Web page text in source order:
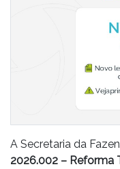
A Secretaria da
2026.002 – Reforma